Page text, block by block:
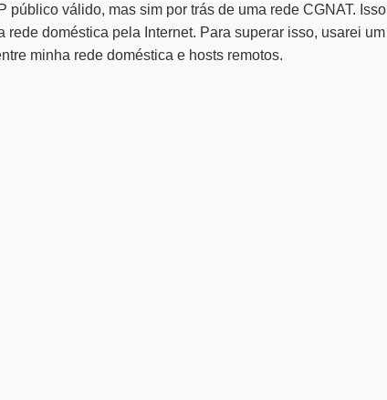
público válido, mas sim por trás de uma rede CGNAT. Isso
doméstica pela Internet. Para superar isso, usarei um
minha rede doméstica e hosts remotos.